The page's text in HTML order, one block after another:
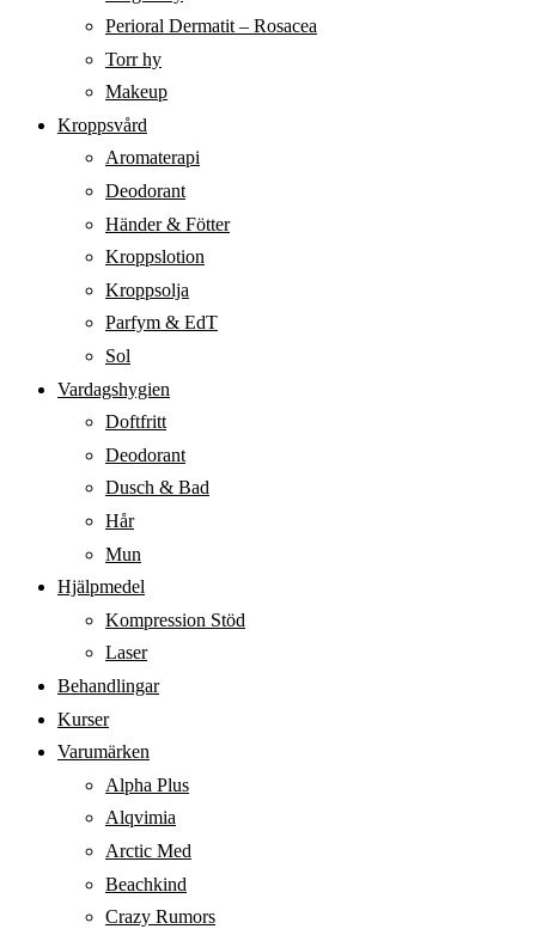
Perioral Dermatit – Rosacea
Torr hy
Makeup
Kroppsvård
Aromaterapi
Deodorant
Händer & Fötter
Kroppslotion
Kroppsolja
Parfym & EdT
Sol
Vardagshygien
Doftfritt
Deodorant
Dusch & Bad
Hår
Mun
Hjälpmedel
Kompression Stöd
Laser
Behandlingar
Kurser
Varumärken
Alpha Plus
Alqvimia
Arctic Med
Beachkind
Crazy Rumors